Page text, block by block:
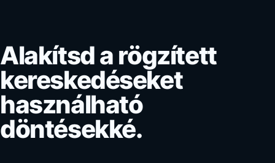
Alakítsd a rögzített
kereskedéseket
használható
döntésekké.